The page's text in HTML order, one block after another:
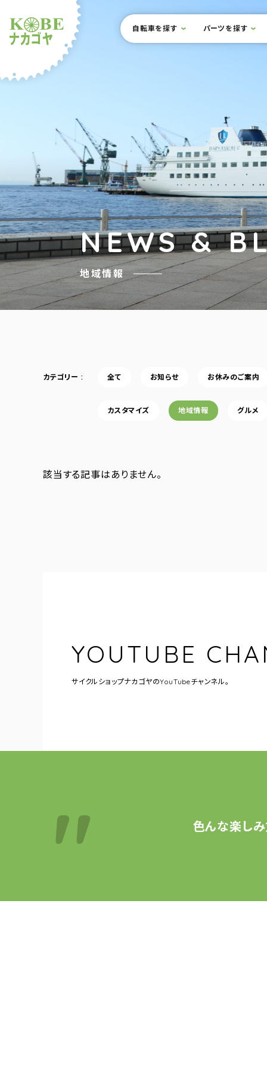
サイト内メニュー
本文までスキップ
自転車を探す パーツを探す
NEWS &
地域情報
カテゴリー 全て お知らせ お休みのご案内
カスタマイズ 地域情報 グルメ
該当する記事はありません。
YOUTUBE
サイクルショップナカゴヤのYouTubeチャンネル。
色んな楽し